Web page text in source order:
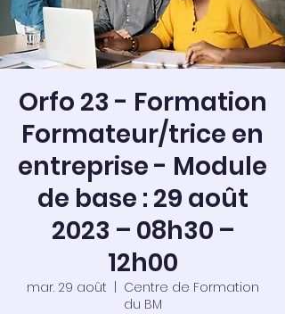
Orfo 23 - Formation
Formateur/trice en
entreprise - Module
de base : 29 août
2023 – 08h30 –
12h00
mar. 29 août
Centre de Formation
du BM